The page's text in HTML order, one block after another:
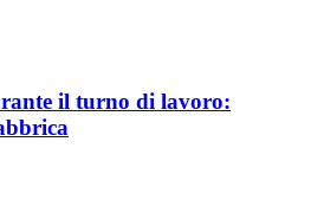
il turno di lavoro: